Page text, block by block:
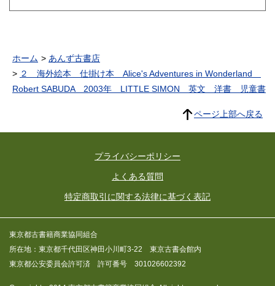
ホーム
あんず古書店
２ 海外絵本 仕掛け本 Alice's Adventures in Wonderland
Robert SABUDA 2003年 LITTLE SIMON 英文 洋書 児童書
ページ上部へ戻る
プライバシーポリシー
よくある質問
特定商取引に関する法律に基づく表記
東京都古書籍商業協同組合
所在地：東京都千代田区神田小川町3-22 東京古書会館内
東京都公安委員会許可済 許可番号 301026602392